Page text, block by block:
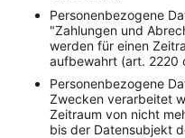
Personenbezogene
"Zahlungen und
werden für einen
aufbewahrt (art. 2220
Personenbezogene
Zwecken verarbeitet
Zeitraum von nicht
bis der Datensubjekt